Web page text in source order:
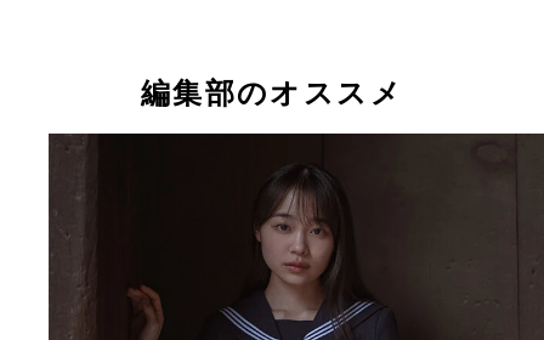
編集部のオススメ